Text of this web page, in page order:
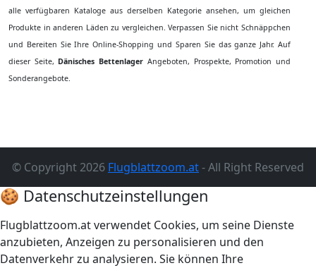
alle verfügbaren Kataloge aus derselben Kategorie ansehen, um gleichen
Produkte in anderen Läden zu vergleichen. Verpassen Sie nicht Schnäppchen
und Bereiten Sie Ihre Online-Shopping und Sparen Sie das ganze Jahr. Auf
dieser Seite, Dänisches Bettenlager Angeboten, Prospekte, Promotion und
Sonderangebote.
© Copyright 2026 Flugblattzoom.at- All Right Reserved
🍪 Datenschutzeinstellungen
Flugblattzoom.at verwendet Cookies, um seine Dienste
anzubieten, Anzeigen zu personalisieren und den
Datenverkehr zu analysieren. Sie können Ihre